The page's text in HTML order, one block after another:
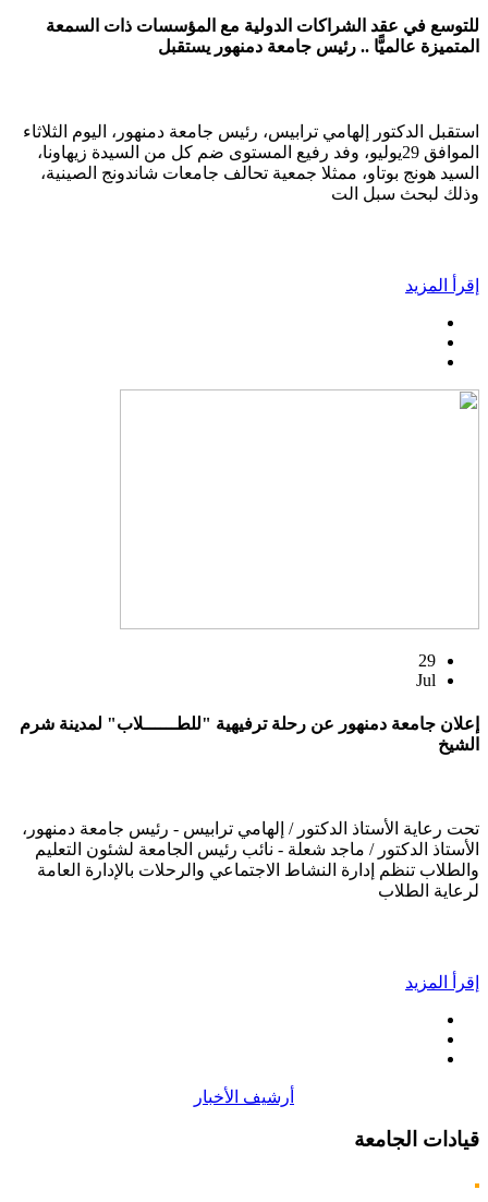
للتوسع في عقد الشراكات الدولية مع المؤسسات ذات السمعة
المتميزة عالميًّا .. رئيس جامعة دمنهور يستقبل
استقبل الدكتور إلهامي ترابيس، رئيس جامعة دمنهور، اليوم الثلاثاء
الموافق 29يوليو، وفد رفيع المستوى ضم كل من السيدة زيهاونا،
السيد هونج بوتاو، ممثلا جمعية تحالف جامعات شاندونج الصينية،
وذلك لبحث سبل الت
إقرأ المزيد
29
Jul
إعلان جامعة دمنهور عن رحلة ترفيهية "للطــــــلاب" لمدينة شرم
الشيخ
تحت رعاية الأستاذ الدكتور / إلهامي ترابيس - رئيس جامعة دمنهور،
الأستاذ الدكتور / ماجد شعلة - نائب رئيس الجامعة لشئون التعليم
والطلاب تنظم إدارة النشاط الاجتماعي والرحلات بالإدارة العامة
لرعاية الطلاب
إقرأ المزيد
أرشيف الأخبار
قيادات الجامعة